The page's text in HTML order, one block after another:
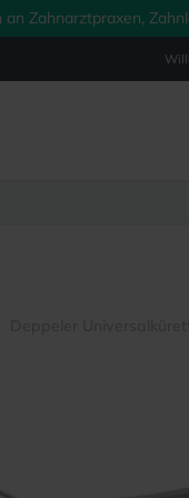
Zahnarztpraxen,